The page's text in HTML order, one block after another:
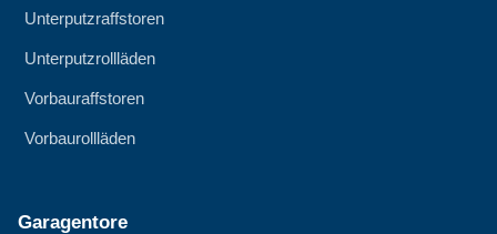
Unterputzraffstoren
Unterputzrollläden
Vorbauraffstoren
Vorbaurollläden
Garagentore